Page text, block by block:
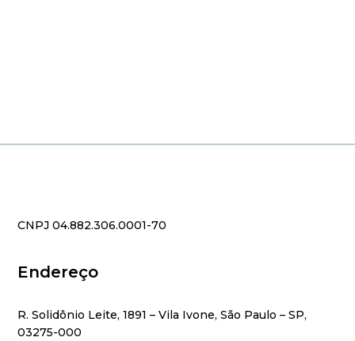
CNPJ 04.882.306.0001-70
Endereço
R. Solidônio Leite, 1891 – Vila Ivone, São Paulo – SP,
03275-000